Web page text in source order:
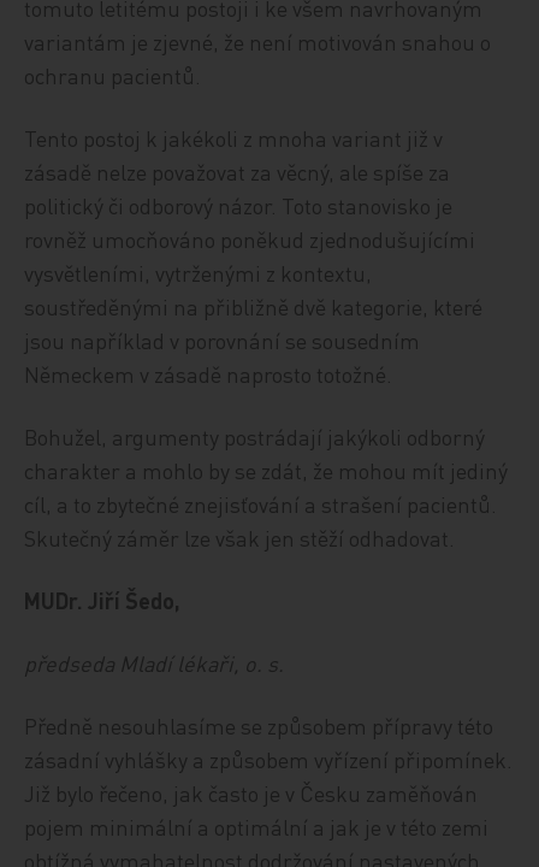
tomuto letitému postoji i ke všem navrhovaným
variantám je zjevné, že není motivován snahou o
ochranu pacientů.
Tento postoj k jakékoli z mnoha variant již v
zásadě nelze považovat za věcný, ale spíše za
politický či odborový názor. Toto stanovisko je
rovněž umocňováno poněkud zjednodušujícími
vysvětleními, vytrženými z kontextu,
soustředěnými na přibližně dvě kategorie, které
jsou například v porovnání se sousedním
Německem v zásadě naprosto totožné.
Bohužel, argumenty postrádají jakýkoli odborný
charakter a mohlo by se zdát, že mohou mít jediný
cíl, a to zbytečné znejisťování a strašení pacientů.
Skutečný záměr lze však jen stěží odhadovat.
MUDr. Jiří Šedo,
předseda Mladí lékaři, o. s.
Předně nesouhlasíme se způsobem přípravy této
zásadní vyhlášky a způsobem vyřízení připomínek.
Již bylo řečeno, jak často je v Česku zaměňován
pojem minimální a optimální a jak je v této zemi
obtížná vymahatelnost dodržování nastavených